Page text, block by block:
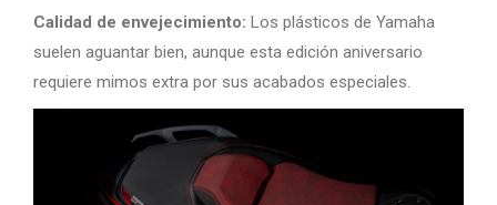
Calidad de envejecimiento: Los plásticos de Yamaha
suelen aguantar bien, aunque esta edición aniversario
requiere mimos extra por sus acabados especiales.